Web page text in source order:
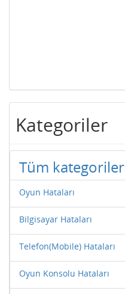
Kategoriler
Tüm kategoriler
Oyun Hataları
Bilgisayar Hataları
Telefon(Mobile) Hataları
Oyun Konsolu Hataları